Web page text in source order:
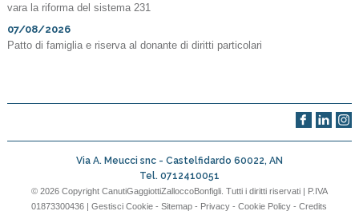
vara la riforma del sistema 231
07/08/2026
Patto di famiglia e riserva al donante di diritti particolari
Via A. Meucci snc - Castelfidardo 60022, AN
Tel. 0712410051
© 2026 Copyright CanutiGaggiottiZalloccoBonfigli. Tutti i diritti riservati | P.IVA
01873300436 |Gestisci Cookie -Sitemap - Privacy -Cookie Policy -Credits